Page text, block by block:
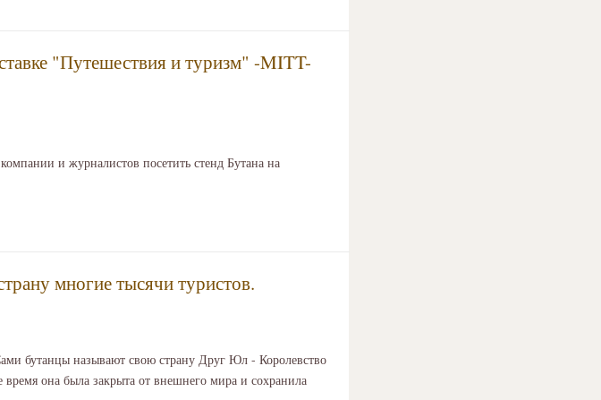
"Путешествия и туризм" -MITT-
и журналистов посетить стенд Бутана на
многие тысячи туристов.
бутанцы называют свою страну Друг Юл - Королевство
время она была закрыта от внешнего мира и сохранила